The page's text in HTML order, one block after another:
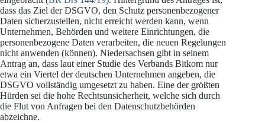
dass das Ziel der DSGVO, den Schutz personenbezogener
Daten sicherzustellen, nicht erreicht werden kann, wenn
Unternehmen, Behörden und weitere Einrichtungen, die
personenbezogene Daten verarbeiten, die neuen Regelungen
nicht anwenden (können). Niedersachsen gibt in seinem
Antrag an, dass laut einer Studie des Verbands Bitkom nur
etwa ein Viertel der deutschen Unternehmen angeben, die
DSGVO vollständig umgesetzt zu haben. Eine der größten
Hürden sei die hohe Rechtsunsicherheit, welche sich durch
die Flut von Anfragen bei den Datenschutzbehörden
abzeichne.